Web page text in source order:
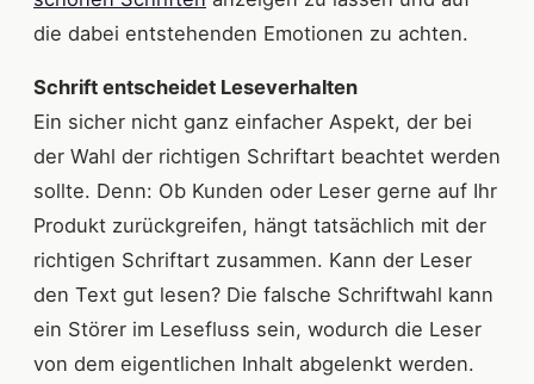
die dabei entstehenden Emotionen zu achten.
Schrift entscheidet Leseverhalten
Ein sicher nicht ganz einfacher Aspekt, der bei
der Wahl der richtigen Schriftart beachtet werden
sollte. Denn: Ob Kunden oder Leser gerne auf Ihr
Produkt zurückgreifen, hängt tatsächlich mit der
richtigen Schriftart zusammen. Kann der Leser
den Text gut lesen? Die falsche Schriftwahl kann
ein Störer im Lesefluss sein, wodurch die Leser
von dem eigentlichen Inhalt abgelenkt werden.